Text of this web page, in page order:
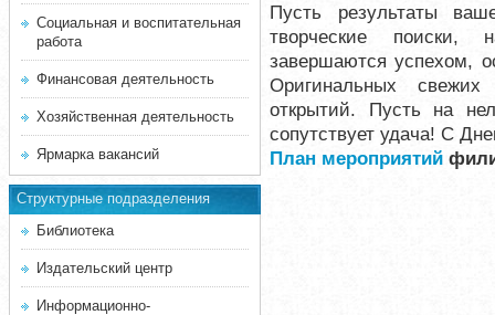
Социальная и воспитательная
работа
Финансовая деятельность
Хозяйственная деятельность
Ярмарка вакансий
Структурные подразделения
Библиотека
Издательский центр
Информационно-
Пусть результаты
творческие поиски,
завершаются успехом,
Оригинальных
открытий. Пусть на
сопутствует удача! С
План мероприятий